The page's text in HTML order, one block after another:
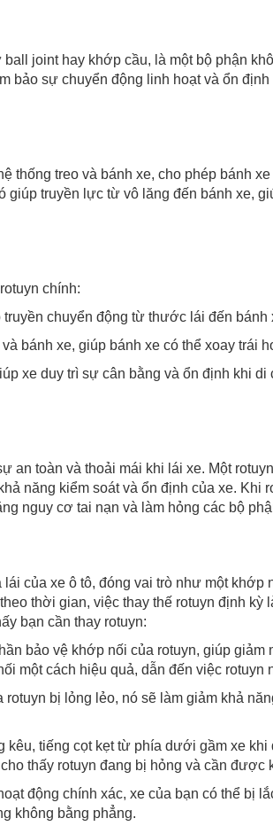
joint hay khớp cầu, là một bộ phận
bảo sự chuyển động linh hoạt và ổn
thống treo và bánh xe, cho phép bánh
giúp truyền lực từ vô lăng đến bánh xe,
chính:
chuyển động từ thước lái đến bánh
bánh xe, giúp bánh xe có thể xoay trái
xe duy trì sự cân bằng và ổn định khi di
an toàn và thoải mái khi lái xe. Một
năng kiểm soát và ổn định của xe. Khi
nguy cơ tai nạn và làm hỏng các bộ
của xe ô tô, đóng vai trò như một khớp
thời gian, việc thay thế rotuyn định kỳ
bạn cần thay rotuyn:
bảo vệ khớp nối của rotuyn, giúp giảm
một cách hiệu quả, dẫn đến việc rotuyn
bị lỏng lẻo, nó sẽ làm giảm khả
kêu, tiếng cọt kẹt từ phía dưới gầm xe
thấy rotuyn đang bị hỏng và cần được
động chính xác, xe của bạn có thể bị
không bằng phẳng.